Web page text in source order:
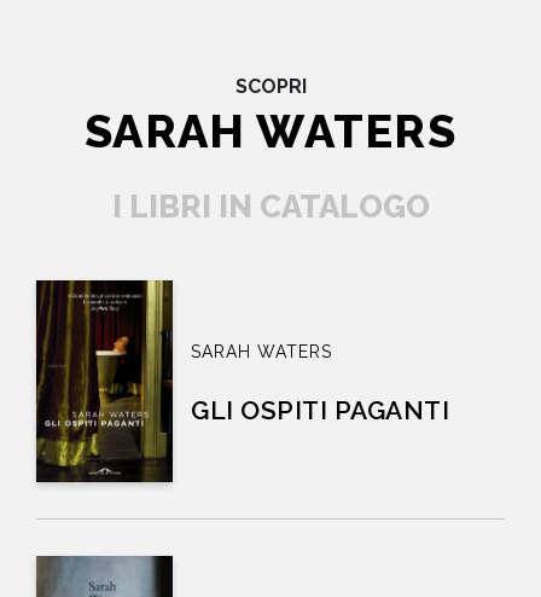
SCOPRI
SARAH WATERS
I LIBRI IN CATALOGO
SARAH WATERS
GLI OSPITI PAGANTI